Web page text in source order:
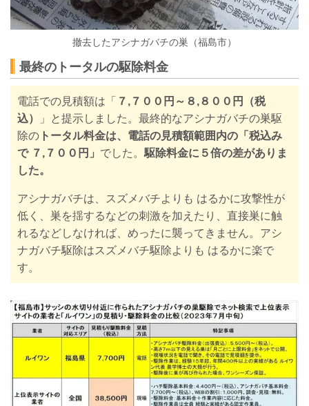
撤去したアシナガバチの巣（福島市）
最終のトータルの駆除料金
電話での見積額は「 ７,７００円～８,８００円（税
込）
」と提示しました。 最終的なアシナガバチの巣駆
除の トータル料金は、電話の見積額範囲内の 「税込み
で ７,７００円」 でした。 駆除料金に５倍の差がありま
した。
アシナガバチは、スズメバチよりも はるかに攻撃性が
低く、巣を揺するなどの刺激を加えたり、直接巣に触
れるなどしなければ、めったに襲ってきません。アシ
ナガバチ駆除はスズメバチ駆除よりも はるかに楽で
す。